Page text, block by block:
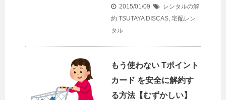
2015/01/09
レンタルの解
約 TSUTAYA DISCAS, 宅配レン
タル
もう使わない Tポイント
カード を安全に解約す
る方法【むずかしい】